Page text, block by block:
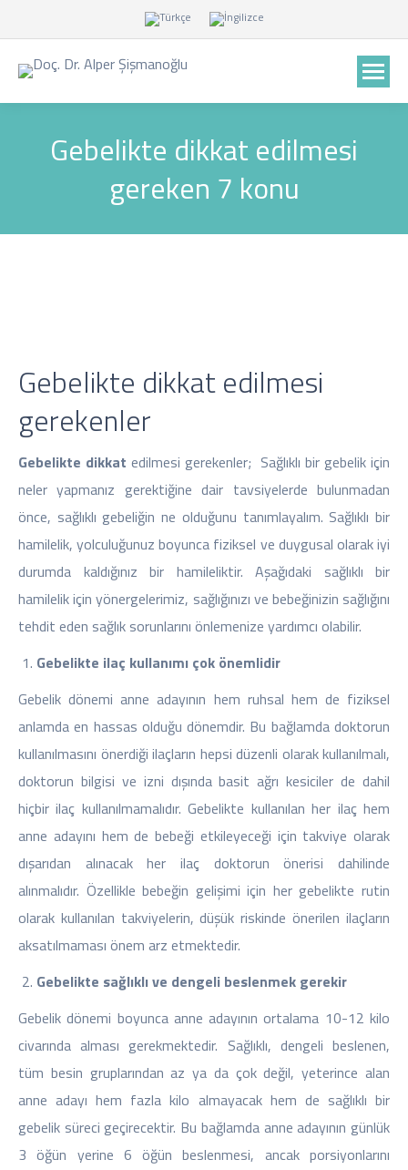
Gebelikte dikkat edilmesi
gereken 7 konu
Gebelikte dikkat edilmesi
gerekenler
Gebelikte dikkat edilmesi gerekenler; Sağlıklı bir gebelik için
neler yapmanız gerektiğine dair tavsiyelerde bulunmadan
önce, sağlıklı gebeliğin ne olduğunu tanımlayalım. Sağlıklı bir
hamilelik, yolculuğunuz boyunca fiziksel ve duygusal olarak iyi
durumda kaldığınız bir hamileliktir. Aşağıdaki sağlıklı bir
hamilelik için yönergelerimiz, sağlığınızı ve bebeğinizin sağlığını
tehdit eden sağlık sorunlarını önlemenize yardımcı olabilir.
Gebelikte ilaç kullanımı çok önemlidir
Gebelik dönemi anne adayının hem ruhsal hem de fiziksel
anlamda en hassas olduğu dönemdir. Bu bağlamda doktorun
kullanılmasını önerdiği ilaçların hepsi düzenli olarak kullanılmalı,
doktorun bilgisi ve izni dışında basit ağrı kesiciler de dahil
hiçbir ilaç kullanılmamalıdır. Gebelikte kullanılan her ilaç hem
anne adayını hem de bebeği etkileyeceği için takviye olarak
dışarıdan alınacak her ilaç doktorun önerisi dahilinde
alınmalıdır. Özellikle bebeğin gelişimi için her gebelikte rutin
olarak kullanılan takviyelerin, düşük riskinde önerilen ilaçların
aksatılmaması önem arz etmektedir.
Gebelikte sağlıklı ve dengeli beslenmek gerekir
Gebelik dönemi boyunca anne adayının ortalama 10-12 kilo
civarında alması gerekmektedir. Sağlıklı, dengeli beslenen,
tüm besin gruplarından az ya da çok değil, yeterince alan
anne adayı hem fazla kilo almayacak hem de sağlıklı bir
gebelik süreci geçirecektir. Bu bağlamda anne adayının günlük
3 öğün yerine 6 öğün beslenmesi, ancak porsiyonlarını